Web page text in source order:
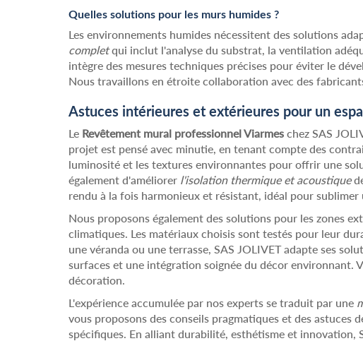
Quelles solutions pour les murs humides ?
Les environnements humides nécessitent des solutions
completqui inclut l'analyse du substrat, la ventilation
intègre des mesures techniques précises pour éviter le
Nous travaillons en étroite collaboration avec des
Astuces intérieures et extérieures pour un
Le Revêtement mural professionnel Viarmes chez SAS
projet est pensé avec minutie, en tenant compte des
luminosité et les textures environnantes pour offrir une
également d'améliorer l'isolation thermique et acoustique
rendu à la fois harmonieux et résistant, idéal pour
Nous proposons également des solutions pour les zones
climatiques. Les matériaux choisis sont testés pour leur
une véranda ou une terrasse, SAS JOLIVET adapte ses
surfaces et une intégration soignée du décor environnant.
décoration.
L'expérience accumulée par nos experts se traduit par une
vous proposons des conseils pragmatiques et des
spécifiques. En alliant durabilité, esthétisme et innovation,